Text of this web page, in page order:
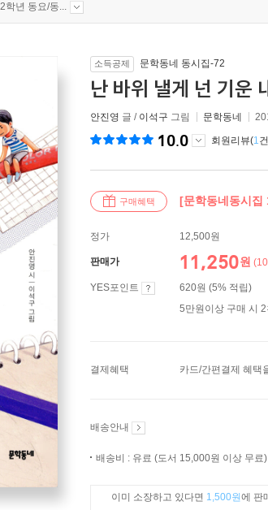
학년 동요/동...
소득공제 문학동네 동시집-72
난 바위 낼게 넌 기운
안진영 글 / 이석구 그림 문학동네
10.0 회원리뷰(1
구매혜택 [문학동네동시집
정가 12,500원
판매가 11,250원
YES포인트
620원 (5% 적립)
5만원이상 구매 시
결제혜택 카드/간편결제 혜택
배송안내
배송비 : 유료 (도서 15,000원 이상 무료)
이미 소장하고 있다면 1,500원에 판